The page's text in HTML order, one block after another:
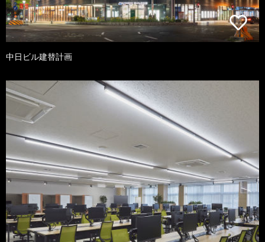
中日ビル建替計画